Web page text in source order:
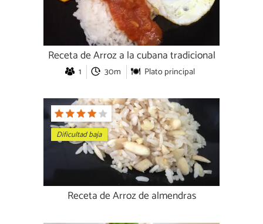
Receta de Arroz a la cubana tradicional
1 30m Plato principal
Dificultad baja
Receta de Arroz de almendras